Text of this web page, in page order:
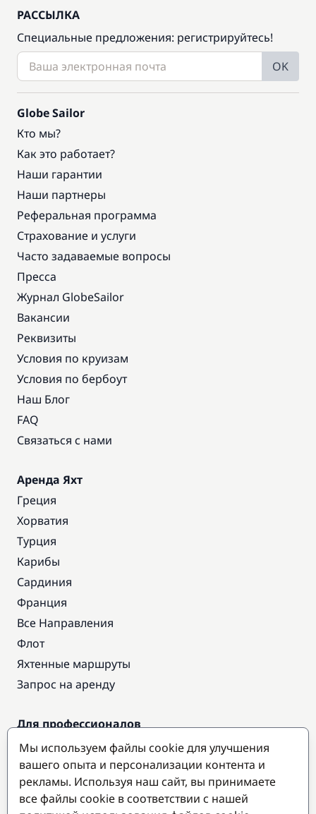
РАССЫЛКА
Специальные предложения: регистрируйтесь!
OK
Globe Sailor
Кто мы?
Как это работает?
Наши гарантии
Наши партнеры
Реферальная программа
Страхование и услуги
Часто задаваемые вопросы
Пресса
Журнал GlobeSailor
Вакансии
Реквизиты
Условия по круизам
Условия по бербоут
Наш Блог
FAQ
Связаться с нами
Аренда Яхт
Греция
Хорватия
Турция
Карибы
Сардиния
Франция
Все Направления
Флот
Яхтенные маршруты
Запрос на аренду
Для профессионалов
Доступ про
Стать партнером
Популярные направления
Мы используем файлы cookie для улучшения
вашего опыта и персонализации контента и
рекламы. Используя наш сайт, вы принимаете
все файлы cookie в соответствии с нашей